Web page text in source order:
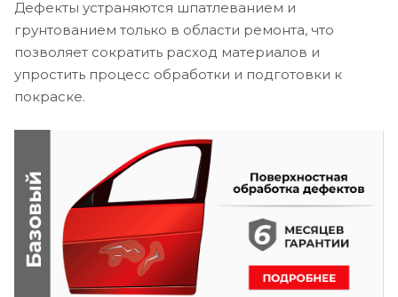
Дефекты устраняются шпатлеванием и
грунтованием только в области ремонта, что
позволяет сократить расход материалов и
упростить процесс обработки и подготовки к
покраске.